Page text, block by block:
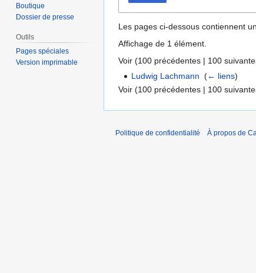
Les pages ci-dessous contiennent
Affichage de 1 élément.
Voir (100 précédentes | 100
Ludwig Lachmann ‎(← liens)
Voir (100 précédentes | 100
Boutique
Dossier de presse
Outils
Pages spéciales
Version imprimable
Politique de confidentialité À propos de